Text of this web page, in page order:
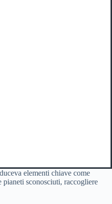
elementi chiave come
pianeti sconosciuti, raccogliere